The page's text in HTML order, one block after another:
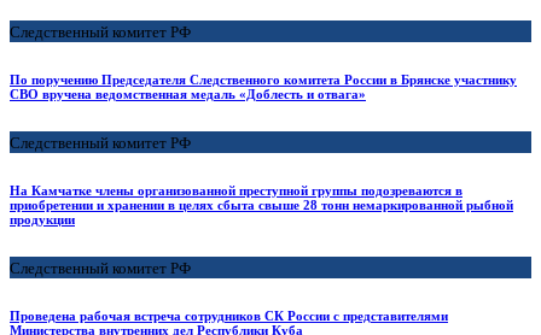
Следственный комитет РФ
По поручению Председателя Следственного комитета России в Брянске участнику
СВО вручена ведомственная медаль «Доблесть и отвага»
Следственный комитет РФ
На Камчатке члены организованной преступной группы подозреваются в
приобретении и хранении в целях сбыта свыше 28 тонн немаркированной рыбной
продукции
Следственный комитет РФ
Проведена рабочая встреча сотрудников СК России с представителями
Министерства внутренних дел Республики Куба